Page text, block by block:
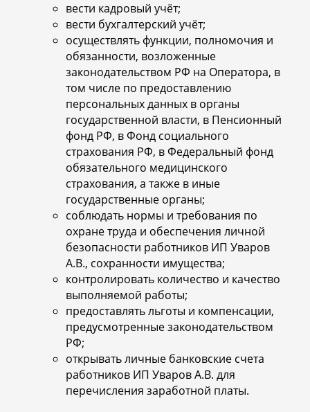
вести кадровый учёт;
вести бухгалтерский учёт;
осуществлять функции, полномочия и
обязанности, возложенные
законодательством РФ на Оператора, в
том числе по предоставлению
персональных данных в органы
государственной власти, в Пенсионный
фонд РФ, в Фонд социального
страхования РФ, в Федеральный фонд
обязательного медицинского
страхования, а также в иные
государственные органы;
соблюдать нормы и требования по
охране труда и обеспечения личной
безопасности работников ИП Уваров
А.В., сохранности имущества;
контролировать количество и качество
выполняемой работы;
предоставлять льготы и компенсации,
предусмотренные законодательством
РФ;
открывать личные банковские счета
работников ИП Уваров А.В. для
перечисления заработной платы.